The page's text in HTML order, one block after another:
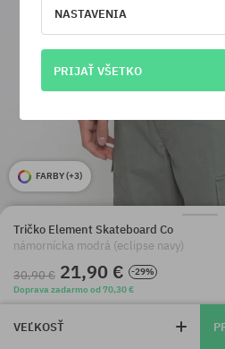
FARBY (+3)
Tričko Element Skateboard Co
námornícka modrá (eclipse navy)
30,90 € 21,90 €
-29%
Doprava zadarmo od 70,30 €
VEĽKOSŤ
NASTAVENIA
PRIJAŤ VŠETKO